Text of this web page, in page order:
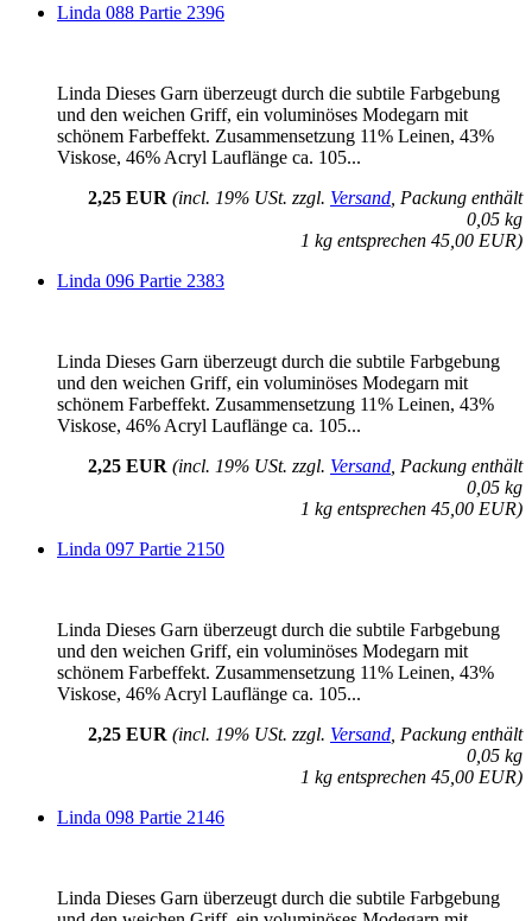
Linda 088 Partie 2396
Linda Dieses Garn überzeugt durch die subtile Farbgebung
und den weichen Griff, ein voluminöses Modegarn mit
schönem Farbeffekt. Zusammensetzung 11% Leinen, 43%
Viskose, 46% Acryl Lauflänge ca. 105...
2,25 EUR (incl. 19% USt. zzgl. Versand , Packung enthält
0,05 kg
1 kg entsprechen 45,00 EUR)
Linda 096 Partie 2383
Linda Dieses Garn überzeugt durch die subtile Farbgebung
und den weichen Griff, ein voluminöses Modegarn mit
schönem Farbeffekt. Zusammensetzung 11% Leinen, 43%
Viskose, 46% Acryl Lauflänge ca. 105...
2,25 EUR (incl. 19% USt. zzgl. Versand , Packung enthält
0,05 kg
1 kg entsprechen 45,00 EUR)
Linda 097 Partie 2150
Linda Dieses Garn überzeugt durch die subtile Farbgebung
und den weichen Griff, ein voluminöses Modegarn mit
schönem Farbeffekt. Zusammensetzung 11% Leinen, 43%
Viskose, 46% Acryl Lauflänge ca. 105...
2,25 EUR (incl. 19% USt. zzgl. Versand , Packung enthält
0,05 kg
1 kg entsprechen 45,00 EUR)
Linda 098 Partie 2146
Linda Dieses Garn überzeugt durch die subtile Farbgebung